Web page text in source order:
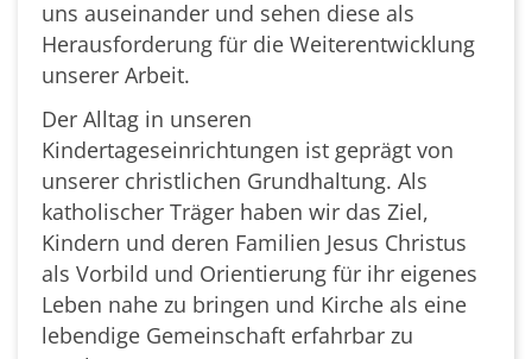
uns auseinander und sehen diese als
Herausforderung für die Weiterentwicklung
unserer Arbeit.
Der Alltag in unseren
Kindertageseinrichtungen ist geprägt von
unserer christlichen Grundhaltung. Als
katholischer Träger haben wir das Ziel,
Kindern und deren Familien Jesus Christus
als Vorbild und Orientierung für ihr eigenes
Leben nahe zu bringen und Kirche als eine
lebendige Gemeinschaft erfahrbar zu